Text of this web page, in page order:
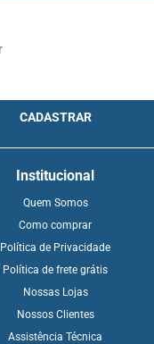
CADASTRAR
Institucional
Quem Somos
Como comprar
Política de Privacidade
Política de frete grátis
Nossas Lojas
Nossos Clientes
Assistência Técnica